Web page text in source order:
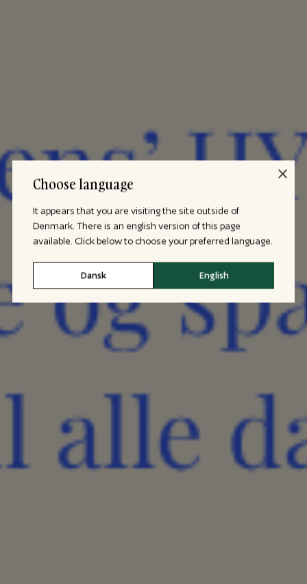
Choose language
It appears that you are visiting the site outside of
Denmark. There is an english version of this page
available. Click below to choose your preferred language.
Dansk English